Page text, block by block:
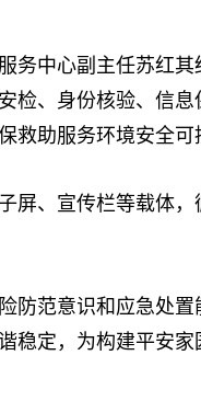
中心副主任苏红其
检、身份核验、信
救助服务环境安全可
、宣传栏等载体，
范意识和应急处置
稳定，为构建平安家